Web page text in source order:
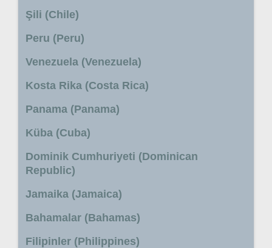
Şili (Chile)
Peru (Peru)
Venezuela (Venezuela)
Kosta Rika (Costa Rica)
Panama (Panama)
Küba (Cuba)
Dominik Cumhuriyeti (Dominican
Republic)
Jamaika (Jamaica)
Bahamalar (Bahamas)
Filipinler (Philippines)